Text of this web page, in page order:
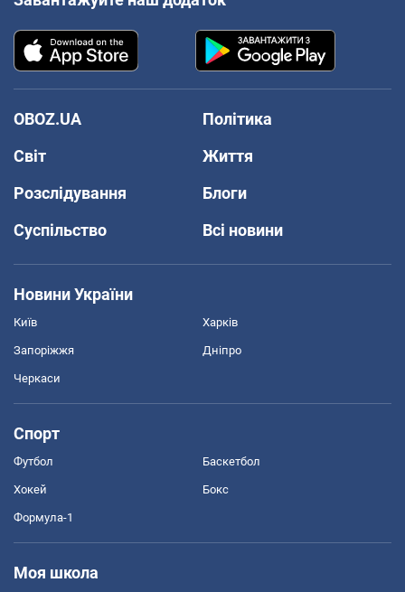
OBOZ.UA
Політика
Світ
Життя
Розслідування
Блоги
Суспільство
Всі новини
Новини України
Київ Харків
Запоріжжя Дніпро
Черкаси
Спорт
Футбол Баскетбол
Хокей Бокс
Формула-1
Моя школа